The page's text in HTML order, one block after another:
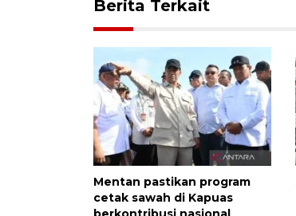
Berita Terkait
Mentan pastikan program
cetak sawah di Kapuas